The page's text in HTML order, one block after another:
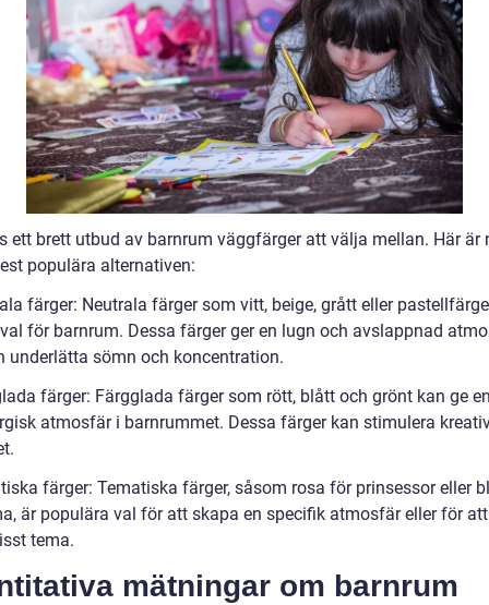
ett brett utbud av barnrum väggfärger att välja mellan. Här är
populära alternativen:
färger: Neutrala färger som vitt, beige, grått eller
för barnrum. Dessa färger ger en lugn och avslappnad
underlätta sömn och koncentration.
färger: Färgglada färger som rött, blått och grönt kan ge
atmosfär i barnrummet. Dessa färger kan stimulera
färger: Tematiska färger, såsom rosa för prinsessor eller
är populära val för att skapa en specifik atmosfär eller för
tema.
mätningar om barnrum